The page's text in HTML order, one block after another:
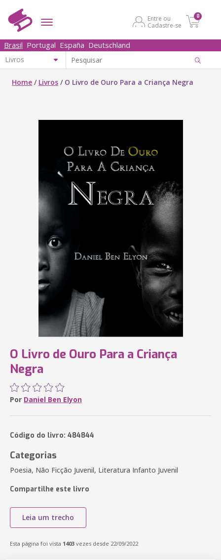
Entre ou
Cadastre-se
0
Brasil Portugal España Deutschland
Home / Livros / O Livro de Ouro Para a Criança Negra
O Livro de Ouro Para a Criança
Negra
Por Daniel Ben Elyon
Código do livro: 484844
Categorias
Poesia, Não Ficção Juvenil, Literatura Infanto Juvenil
Compartilhe este livro
Leia um trecho
Esta página foi vista 1403 vezes desde 22/09/2022